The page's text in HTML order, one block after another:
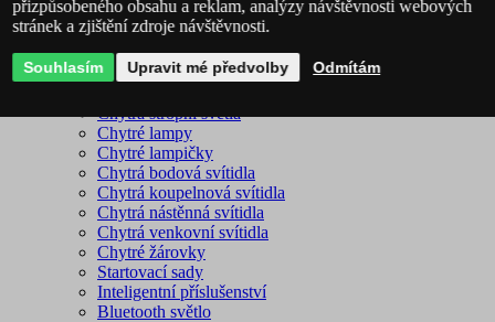
Philips Hue – kompletní sortiment
Immax NEO - kompletní sortiment
WiZ – kompletní sortiment
Chytrá stropní světla
Chytré lampy
Chytré lampičky
Chytrá bodová svítidla
Chytrá koupelnová svítidla
Chytrá nástěnná svítidla
Chytrá venkovní svítidla
Chytré žárovky
Startovací sady
Inteligentní příslušenství
Bluetooth světlo
přizpůsobeného obsahu a reklam, analýzy návštěvnosti webových
stránek a zjištění zdroje návštěvnosti.
Souhlasím Upravit mé předvolby Odmítám